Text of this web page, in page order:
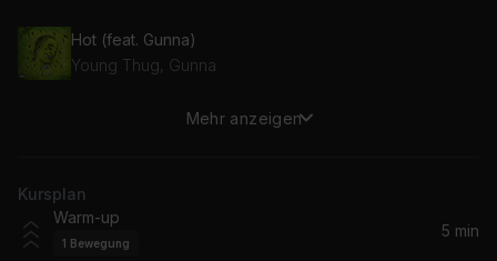
Hot (feat. Gunna)
Young Thug, Gunna
Just Wanna Rock
Lil Uzi Vert
Mehr anzeigen
Kursplan
Warm-up
1 Bewegung
5 min